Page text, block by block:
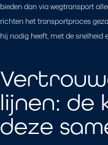
bieden dan via wegtransport
richten het transportproces
hij nodig heeft, met de snelheid
lijnen: de
deze